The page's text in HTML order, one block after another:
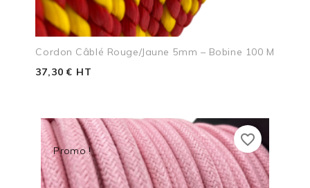
Cordon Câblé Rouge/jaune 5mm – Bobine 100 M
37,30 € HT
Promo !
favorite_border